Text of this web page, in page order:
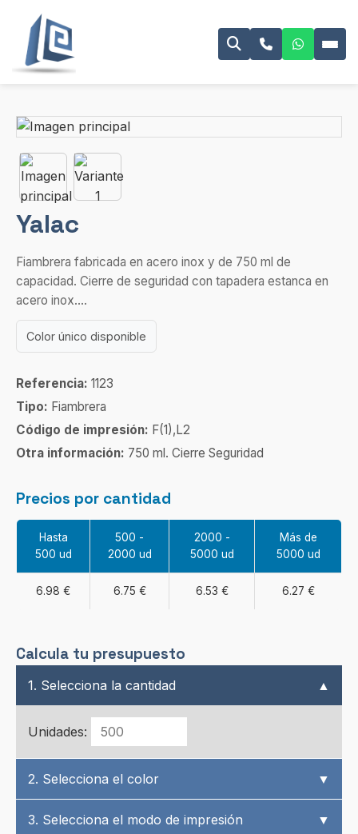
Yalac
Fiambrera fabricada en acero inox y de 750 ml de
capacidad. Cierre de seguridad con tapadera estanca en
acero inox....
Color único disponible
Referencia: 1123
Tipo: Fiambrera
Código de impresión: F(1),L2
Otra información: 750 ml. Cierre Seguridad
Precios por cantidad
Hasta
500 ud
500 -
2000 ud
2000 -
5000 ud
Más de
5000 ud
6.98 € 6.75 € 6.53 € 6.27 €
Calcula tu presupuesto
1. Selecciona la cantidad ▲
Unidades:
2. Selecciona el color ▼
3. Selecciona el modo de impresión ▼